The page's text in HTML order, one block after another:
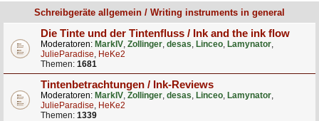
Schreibgeräte allgemein / Writing instruments in general
Die Tinte und der Tintenfluss / Ink and the ink flow
Moderatoren: MarkIV, Zollinger, desas, Linceo, Lamynator,
JulieParadise, HeKe2
Themen: 1681
Tintenbetrachtungen / Ink-Reviews
Moderatoren: MarkIV, Zollinger, desas, Linceo, Lamynator,
JulieParadise, HeKe2
Themen: 1339